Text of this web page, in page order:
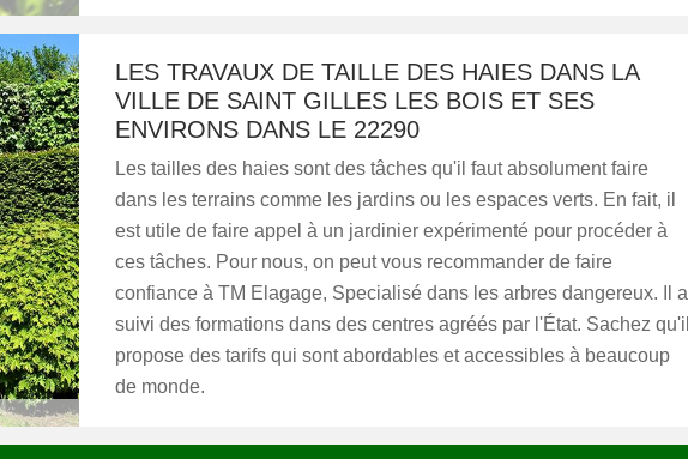
LES TRAVAUX DE TAILLE DES HAIES DANS LA
VILLE DE SAINT GILLES LES BOIS ET SES
ENVIRONS DANS LE 22290
Les tailles des haies sont des tâches qu'il faut absolument faire
dans les terrains comme les jardins ou les espaces verts. En fait, il
est utile de faire appel à un jardinier expérimenté pour procéder à
ces tâches. Pour nous, on peut vous recommander de faire
confiance à TM Elagage, Specialisé dans les arbres dangereux. Il a
suivi des formations dans des centres agréés par l'État. Sachez qu'il
propose des tarifs qui sont abordables et accessibles à beaucoup
de monde.